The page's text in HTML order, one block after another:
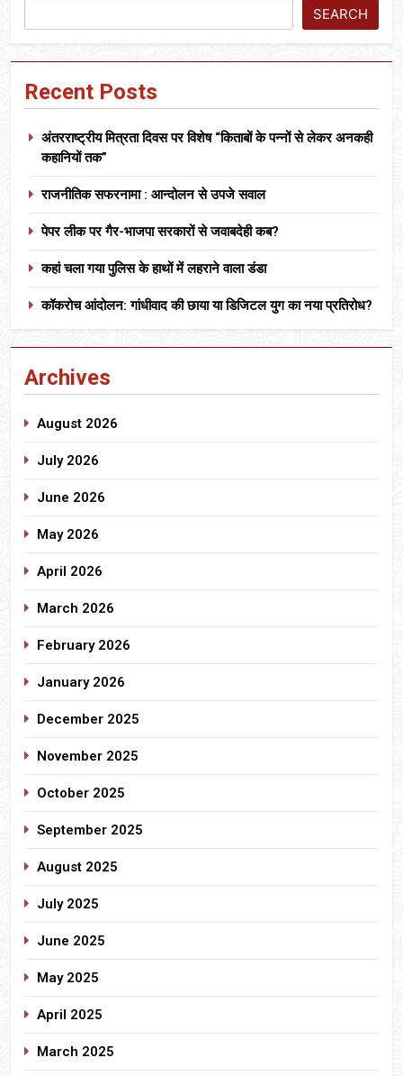
SEARCH
Recent Posts
अंतरराष्ट्रीय मित्रता दिवस पर विशेष “किताबों के पन्नों से लेकर अनकही
कहानियों तक”
राजनीतिक सफरनामा : आन्दोलन से उपजे सवाल
पेपर लीक पर गैर-भाजपा सरकारों से जवाबदेही कब?
कहां चला गया पुलिस के हाथों में लहराने वाला डंडा
कॉकरोच आंदोलन: गांधीवाद की छाया या डिजिटल युग का नया प्रतिरोध?
Archives
August 2026
July 2026
June 2026
May 2026
April 2026
March 2026
February 2026
January 2026
December 2025
November 2025
October 2025
September 2025
August 2025
July 2025
June 2025
May 2025
April 2025
March 2025